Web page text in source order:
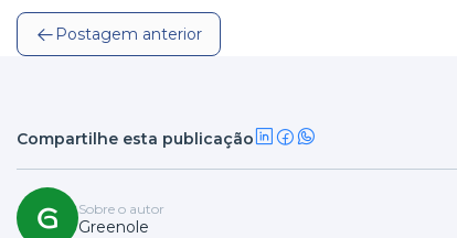
Postagem anterior
Compartilhe esta publicação
Sobre o autor
Greenole